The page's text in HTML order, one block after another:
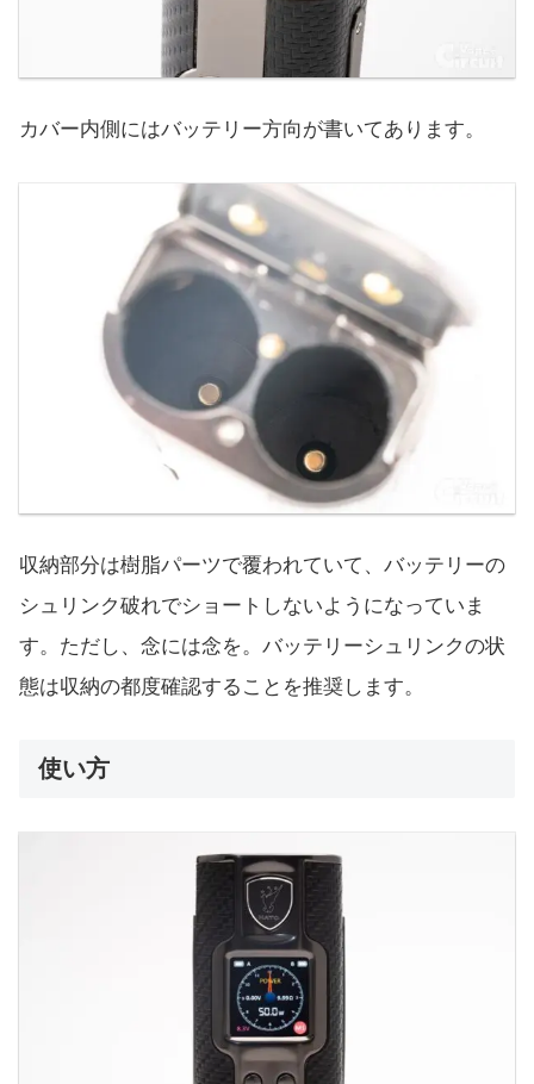
カバー内側にはバッテリー方向が書いてあります。
収納部分は樹脂パーツで覆われていて、バッテリーの
シュリンク破れでショートしないようになっていま
す。ただし、念には念を。バッテリーシュリンクの状
態は収納の都度確認することを推奨します。
使い方